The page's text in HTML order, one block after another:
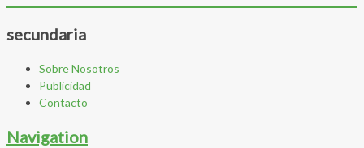
secundaria
Sobre Nosotros
Publicidad
Contacto
Navigation